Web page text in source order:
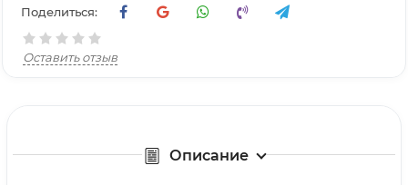
Поделиться:
Оставить отзыв
Описание